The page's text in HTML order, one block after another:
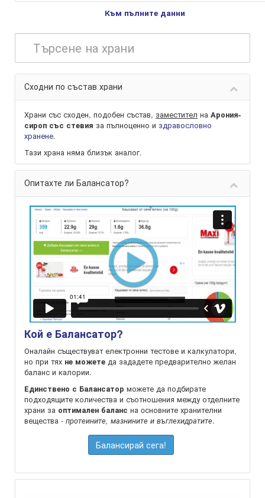
Към пълните данни
Сходни по състав храни
Храни със сходен, подобен състав, заместител на Арония-
сироп със стевия за пълноценно и здравословно
хранене.
Тази храна няма близък аналог.
Опитахте ли Балансатор?
Кой е Балансатор?
Оналайн съществуват електронни тестове и калкулатори,
но при тях не можете да зададете предварително желан
баланс и калории.
Единствено с Балансатор можете да подбирате
подходящите количества и съотношения между отделните
храни за оптимален баланс на oсновните хранителни
вещества - протеините, мазнините и въглехидратите.
Балансирай сега!